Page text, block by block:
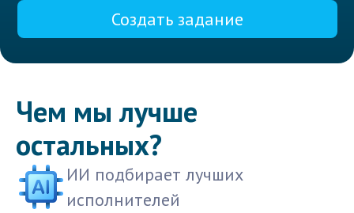
Создать задание
Чем мы лучше
остальных?
ИИ подбирает лучших
исполнителей